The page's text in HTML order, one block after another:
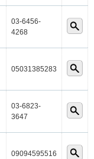
03-6456-
4268
05031385283
03-6823-
3647
09094595516